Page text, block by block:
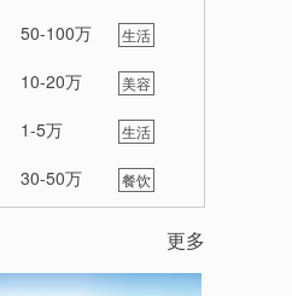
50-100万
生活
10-20万
美容
1-5万
生活
30-50万
餐饮
美食
更多